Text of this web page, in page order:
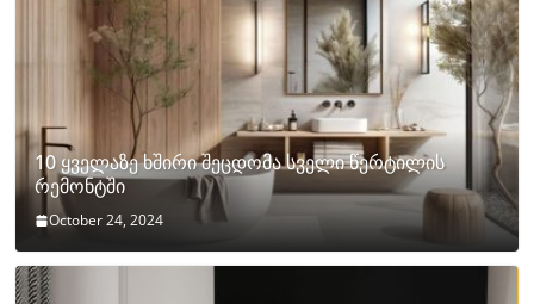
10 ყველაზე ხშირი შეცდომა სველი წერტილის
რემონტში
October 24, 2024